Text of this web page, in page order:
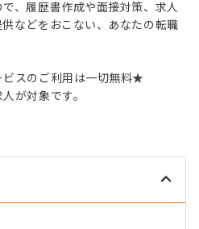
、履歴書作成や面接対策、求人
などをおこない、あなたの転職
スのご利用は一切無料★
が対象です。